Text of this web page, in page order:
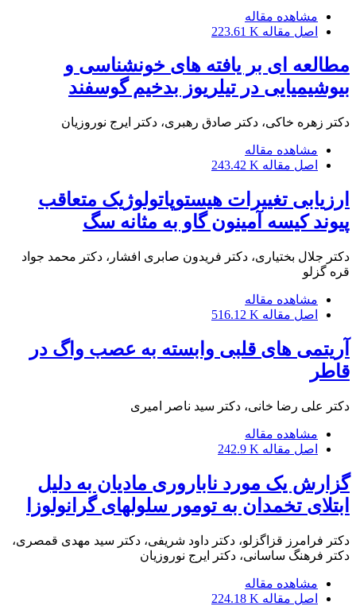
مشاهده مقاله
اصل مقاله 223.61 K
مطالعه ای بر یافته های خونشناسی و
بیوشیمیایی در تیلریوز بدخیم گوسفند
دکتر زهره خاکی، دکتر صادق رهبری، دکتر ایرج نوروزیان
مشاهده مقاله
اصل مقاله 243.42 K
ارزیابی تغییرات هیستوپاتولوژیک متعاقب
پیوند کیسه آمینون گاو به مثانه سگ
دکتر جلال بختیاری، دکتر فریدون صابری افشار، دکتر محمد جواد
قره گزلو
مشاهده مقاله
اصل مقاله 516.12 K
آریتمی های قلبی وابسته به عصب واگ در
قاطر
دکتر علی رضا خانی، دکتر سید ناصر امیری
مشاهده مقاله
اصل مقاله 242.9 K
گزارش یک مورد ناباروری مادیان به دلیل
ابتلای تخمدان به تومور سلولهای گرانولوزا
دکتر فرامرز قزاگزلو، دکتر داود شریفی، دکتر سید مهدی قمصری،
دکتر فرهنگ ساسانی، دکتر ایرج نوروزیان
مشاهده مقاله
اصل مقاله 224.18 K